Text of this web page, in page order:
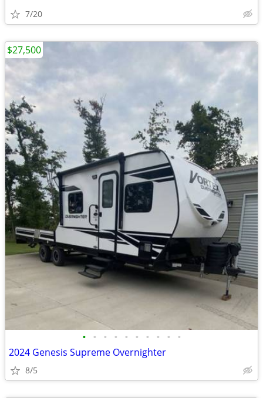
7/20
• • • • • • • • • •
2024 Genesis Supreme Overnighter
8/5
$27,500